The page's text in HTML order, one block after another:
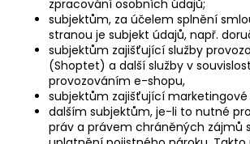
zpracování osobních údajů;
subjektům, za účelem splnění
stranou je subjekt údajů, např.
subjektům zajišťující služby
(Shoptet) a další služby v
provozováním e-shopu,
subjektům zajišťující marketingové
dalším subjektům, je-li to nutné
práv a právem chráněných zájmů